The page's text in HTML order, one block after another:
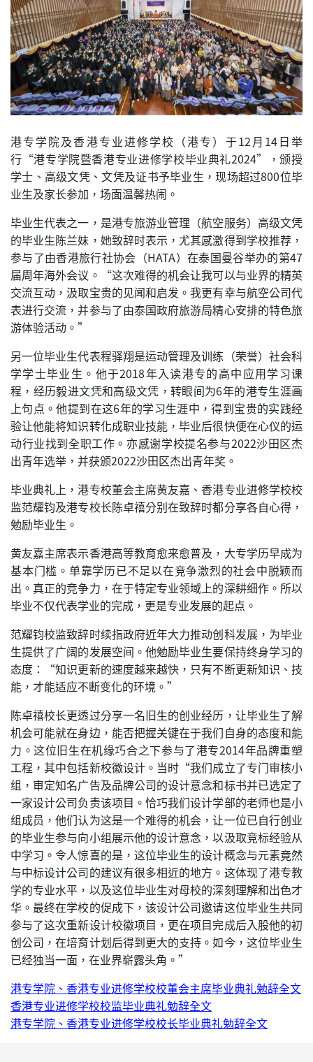
港专学院及香港专业进修学校（港专）于12月14日举
行“港专学院暨香港专业进修学校毕业典礼2024”，颁授
学士、高级文凭、文凭及证书予毕业生，现场超过800位毕
业生及家长参加，场面温馨热闹。
毕业生代表之一，是港专旅游业管理（航空服务）高级文凭
的毕业生陈兰妹，她致辞时表示，尤其感激得到学校推荐，
参与了由香港旅行社协会（HATA）在泰国曼谷举办的第47
届周年海外会议。“这次难得的机会让我可以与业界的精英
交流互动，汲取宝贵的见闻和启发。我更有幸与航空公司代
表进行交流，并参与了由泰国政府旅游局精心安排的特色旅
游体验活动。”
另一位毕业生代表程驿翔是运动管理及训练（荣誉）社会科
学学士毕业生。他于2018年入读港专的高中应用学习课
程，经历毅进文凭和高级文凭，转眼间为6年的港专生涯画
上句点。他提到在这6年的学习生涯中，得到宝贵的实践经
验让他能将知识转化成职业技能，毕业后很快便在心仪的运
动行业找到全职工作。亦感谢学校提名参与2022沙田区杰
出青年选举，并获颁2022沙田区杰出青年奖。
毕业典礼上，港专校董会主席黄友嘉、香港专业进修学校校
监范耀钧及港专校长陈卓禧分别在致辞时都分享各自心得，
勉励毕业生。
黄友嘉主席表示香港高等教育愈来愈普及，大专学历早成为
基本门槛。单靠学历已不足以在竞争激烈的社会中脱颖而
出。真正的竞争力，在于特定专业领域上的深耕细作。所以
毕业不仅代表学业的完成，更是专业发展的起点。
范耀钧校监致辞时续指政府近年大力推动创科发展，为毕业
生提供了广阔的发展空间。他勉励毕业生要保持终身学习的
态度：“知识更新的速度越来越快，只有不断更新知识、技
能，才能适应不断变化的环境。”
陈卓禧校长更透过分享一名旧生的创业经历，让毕业生了解
机会可能就在身边，能否把握关键在于我们自身的态度和能
力。这位旧生在机缘巧合之下参与了港专2014年品牌重塑
工程，其中包括新校徽设计。当时“我们成立了专门审核小
组，审定知名广告及品牌公司的设计意念和标书并已选定了
一家设计公司负责该项目。恰巧我们设计学部的老师也是小
组成员，他们认为这是一个难得的机会，让一位已自行创业
的毕业生参与向小组展示他的设计意念，以汲取竞标经验从
中学习。令人惊喜的是，这位毕业生的设计概念与元素竟然
与中标设计公司的建议有很多相近的地方。这体现了港专教
学的专业水平，以及这位毕业生对母校的深刻理解和出色才
华。最终在学校的促成下，该设计公司邀请这位毕业生共同
参与了这次重新设计校徽项目，更在项目完成后入股他的初
创公司，在培育计划后得到更大的支持。如今，这位毕业生
已经独当一面，在业界崭露头角。”
港专学院、香港专业进修学校校董会主席毕业典礼勉辞全文
香港专业进修学校校监毕业典礼勉辞全文
港专学院、香港专业进修学校校长毕业典礼勉辞全文